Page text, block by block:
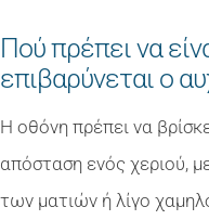
Πού πρέπει να
επιβαρύνεται ο
Η οθόνη πρέπει να
απόσταση ενός χεριού,
των ματιών ή λίγο